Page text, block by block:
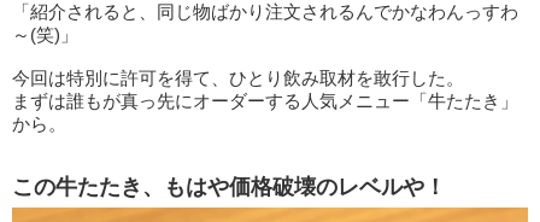
「紹介されると、同じ物ばかり注文されるんでかなわんっすわ
～(笑)」
今回は特別に許可を得て、ひとり飲み取材を敢行した。
まずは誰もが真っ先にオーダーする人気メニュー「牛たたき」
から。
この牛たたき、もはや価格破壊のレベルや！